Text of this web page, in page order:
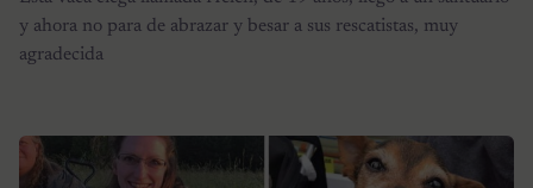
y ahora no para de abrazar y besar a sus rescatistas, muy
agradecida